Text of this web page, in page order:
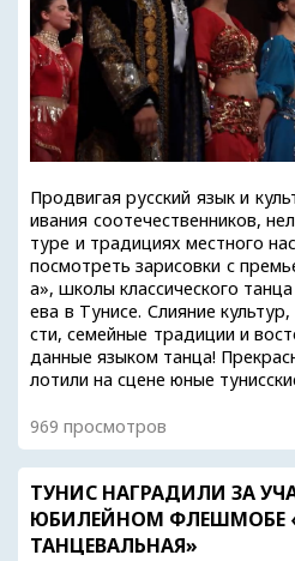
Продвигая русский язык и
ивания соотечественников,
туре и традициях местного
посмотреть зарисовки с
а», школы классического
ева в Тунисе. Слияние
сти, семейные традиции и
данные языком танца!
лотили на сцене юные
969 просмотров
ТУНИС НАГРАДИЛИ ЗА
ЮБИЛЕЙНОМ ФЛЕШМОБЕ
ТАНЦЕВАЛЬНАЯ»